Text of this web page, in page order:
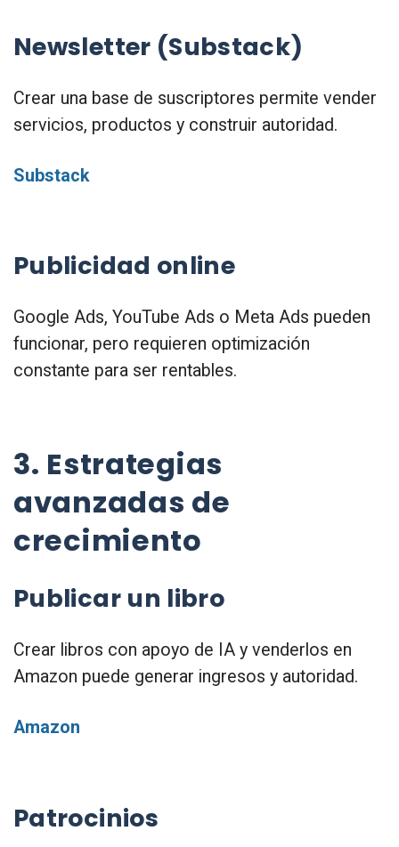
Newsletter (Substack)
Crear una base de suscriptores permite vender
servicios, productos y construir autoridad.
Substack
Publicidad online
Google Ads, YouTube Ads o Meta Ads pueden
funcionar, pero requieren optimización
constante para ser rentables.
3. Estrategias
avanzadas de
crecimiento
Publicar un libro
Crear libros con apoyo de IA y venderlos en
Amazon puede generar ingresos y autoridad.
Amazon
Patrocinios